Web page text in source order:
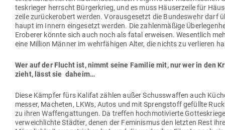
tes­krieger herrscht Bür­ger­krieg, und es muss Häu­ser­zeile für
zeile zurück­er­obert werden. Vor­aus­ge­setzt die Bun­deswehr darf
haupt im Innern ein­ge­setzt werden. Die zah­len­mäßige
Eroberer könnte sich auch noch als fatal erweisen. Wesentlich
eine Million Männer im wehr­fä­higen Alter, die nichts zu ver­lieren
Wer auf der Flucht ist, nimmt seine Familie mit, nur wer in den
zieht, lässt sie daheim…
Diese Kämpfer fürs Kalifat zählen außer Schuss­waffen auch
messer, Macheten, LKWs, Autos und mit Spreng­stoff gefüllte
zu ihren Waf­fen­gat­tungen. Da treffen hoch­mo­ti­vierte
ver­weich­lichte Städter, denen der Femi­nismus den letzten Rest